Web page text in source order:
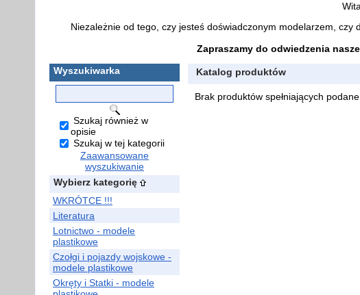
Niezależnie od tego, czy jesteś doświadczonym modelarzem,
Zapraszamy do odwiedzenia
Wyszukiwarka
Szukaj również w
opisie
Szukaj w tej kategorii
Zaawansowane
wyszukiwanie
Wybierz kategorię
WKRÓTCE !!!
Literatura
Lotnictwo - modele
plastikowe
Czołgi i pojazdy wojskowe -
modele plastikowe
Okręty i Statki - modele
Katalog produktów
Brak produktów spełniających